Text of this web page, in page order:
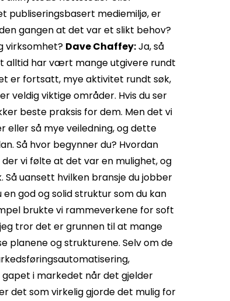
publiseringsbasert mediemiljø, er
gangen at det var et slikt behov?
virksomhet? Dave Chaffey:Ja, så
alltid har vært mange utgivere rundt
er fortsatt, mye aktivitet rundt søk,
veldig viktige områder. Hvis du ser
beste praksis for dem. Men det vi
så mye veiledning, og dette
Så hvor begynner du? Hvordan
der vi følte at det var en mulighet, og
uansett hvilken bransje du jobber
god og solid struktur som du kan
brukte vi rammeverkene for soft
tror det er grunnen til at mange
planene og strukturene. Selv om de
i markedet når det gjelder
det som virkelig gjorde det mulig for